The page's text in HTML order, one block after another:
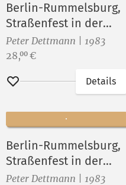
Berlin-Rummelsburg,
Straßenfest in der
Sophienstraße XI
Peter Dettmann | 1983
Preis:
28,00 €
Merken
Details
Berlin-Rummelsburg,
Straßenfest in der
Sophienstraße IX
Peter Dettmann | 1983